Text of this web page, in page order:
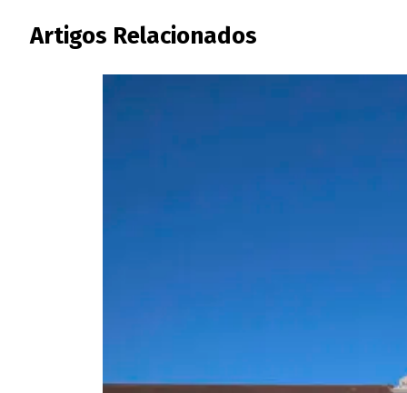
Artigos Relacionados